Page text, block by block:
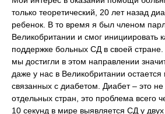
только теоретический, 20 лет назад
ребенок. В то время я был членом
Великобритании и смог инициировать
поддержке больных СД в своей
мы достигли в этом направлении
даже у нас в Великобритании
связанных с диабетом. Диабет – это
отдельных стран, это проблема всего
10 секунд в мире выявляется СД у